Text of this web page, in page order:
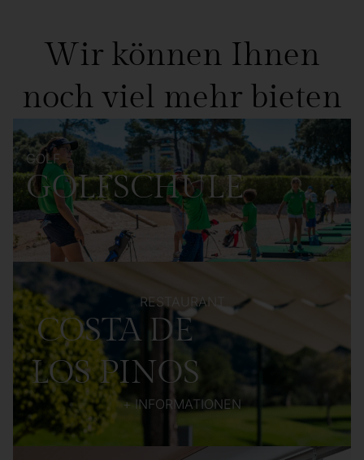
Wir können Ihnen
noch viel mehr bieten
GOLF
GOLFSCHULE
RESTAURANT
COSTA DE
LOS PINOS
+ INFORMATIONEN